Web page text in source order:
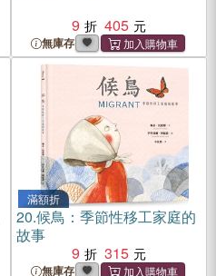
9
405
無庫存
滿額折
20.候鳥：季節性移工家庭的
故事
9
315
無庫存